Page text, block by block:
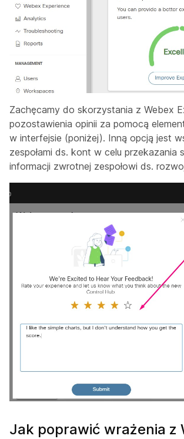
Zachęcamy do skorzystania z Webex
pozostawienia opinii za pomocą
w interfejsie (poniżej). Inną opcją jest
zespołami ds. kont w celu przekazania
informacji zwrotnej zespołowi ds.
Jak poprawić wrażenia z